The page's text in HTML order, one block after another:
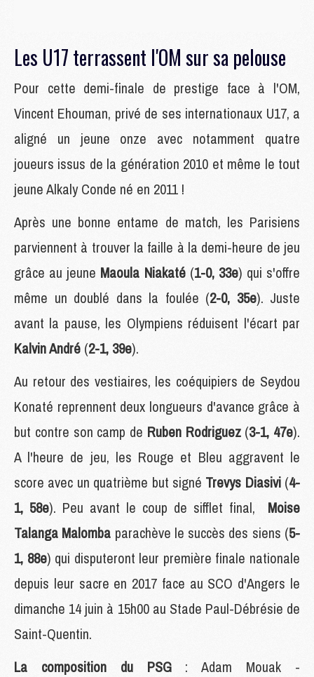
Les U17 terrassent l'OM sur sa pelouse
Pour cette demi-finale de prestige face à l'OM,
Vincent Ehouman, privé de ses internationaux U17, a
aligné un jeune onze avec notamment quatre
joueurs issus de la génération 2010 et même le tout
jeune Alkaly Conde né en 2011 !
Après une bonne entame de match, les Parisiens
parviennent à trouver la faille à la demi-heure de jeu
grâce au jeune Maoula Niakaté(1-0, 33e) qui s'offre
même un doublé dans la foulée (2-0, 35e). Juste
avant la pause, les Olympiens réduisent l'écart par
Kalvin André (2-1, 39e).
Au retour des vestiaires, les coéquipiers de Seydou
Konaté reprennent deux longueurs d'avance grâce à
but contre son camp de Ruben Rodriguez(3-1, 47e).
A l'heure de jeu, les Rouge et Bleu aggravent le
score avec un quatrième but signé Trevys Diasivi(4-
1, 58e). Peu avant le coup de sifflet final,
Moise
Talanga Malomba parachève le succès des siens (5-
1, 88e) qui disputeront leur première finale nationale
depuis leur sacre en 2017 face au SCO d'Angers le
dimanche 14 juin à 15h00 au Stade Paul-Débrésie de
Saint-Quentin.
La composition du PSG: Adam Mouak -